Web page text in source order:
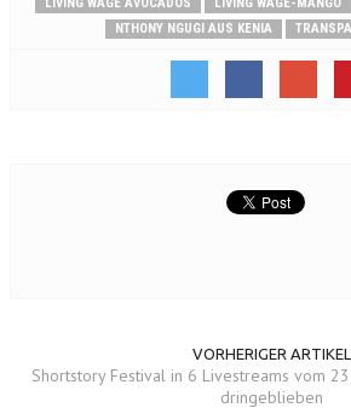
NTHONY NGUGI AUS KENIA
VORHERIGER ARTIKEL
Shortstory Festival in 6 Livestreams vom
dringeblieben